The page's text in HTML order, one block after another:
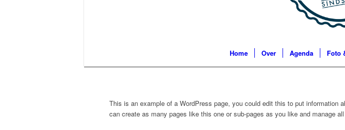
Home Over Agenda Foto
This is an example of a WordPress page, you could edit this to put information
can create as many pages like this one or sub-pages as you like and manage